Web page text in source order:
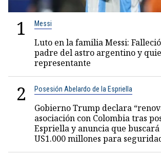
1 Messi
Luto en la familia Messi:
padre del astro argentino y
representante
2 Posesión Abelardo de la Espriella
Gobierno Trump declara
asociación con Colombia tras
Espriella y anuncia que
US1.000 millones para